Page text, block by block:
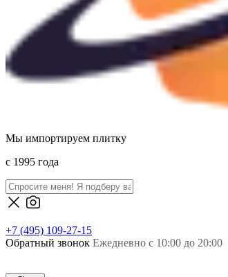
Мы импортируем плитку
c 1995 года
+7 (495) 109-27-15
Обратный звонок Ежедневно с 10:00 до 20:00